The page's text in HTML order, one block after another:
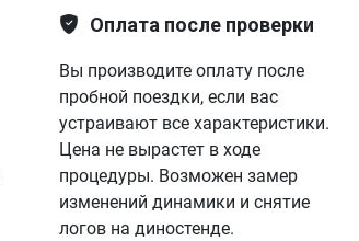
Оплата после проверки
Вы производите оплату после
пробной поездки, если вас
устраивают все характеристики.
Цена не вырастет в ходе
процедуры. Возможен замер
изменений динамики и снятие
логов на диностенде.